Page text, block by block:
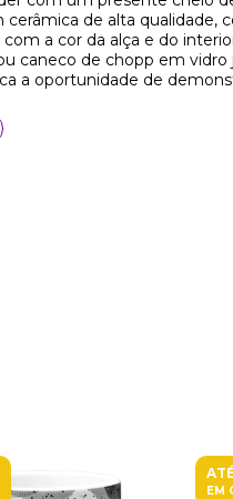
de alta qualidade,
com a cor da alça e do
caneco de chopp em
a oportunidade de
EM